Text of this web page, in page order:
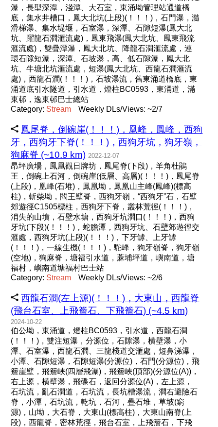
瀑，長型深潭，淺潭、大石室，東涌坳管理站通道橋
底，集水井槽口，鳳大北坑(上段)(！！！)，石門瀑，瀡
滑梯瀑、集水堤堰，石室瀑，深潭、石隙短瀑(鳳大北
坑、躍龍石澗滙流處)，鳳東飛瀑(鳳大北坑、鳳東飛流
滙流處)，雙疊潭瀑，鳳大北坑、降龍石澗滙流處，連
環石隙短瀑，深潭、石坡瀑，高、低石隙瀑，鳳大北
坑、牛塘北坑滙流處，短瀑(鳳大北坑、西龍石澗滙流
處)，西龍石澗(！！！)，石坡瀑流，舊東涌道橋底，東
涌道底引水隧道，引水道，燈柱BC0593，東涌道，滿
東邨，逸東邨巴士總站
Category: Stream Weekly DLs/Views: ~2/7
鳳尾脊，倒碗崖(！！！)，凰峰，鳳峰，西狗
牙，西狗牙下脊(！！！)，西狗牙坑，狗牙嶺，
狗麻脊 (~10.9 km) 2022-12-07
昂坪廣場，鳳凰觀日牌坊，鳳尾脊(下段)，羊角杜鵑
王，倒碗上石河，倒碗崖(低層、高層)(！！！)，鳳尾脊
(上段)，凰峰(石堆)，鳳凰坳，鳳凰山主峰(鳳峰)(標高
柱)，斬柴坳，閻王壁脊，西狗牙嶺，“西狗牙”石，石壁
郊遊徑C1505標柱，西狗牙下脊，叢林荒徑(！！！)，
消失的山墳，石壁水塘，西狗牙坑澗口(！！！)，西狗
牙坑(下段)(！！！)，蛇膽潭，西狗牙坑、石壁郊遊徑交
滙處，西狗牙坑(上段)(！！！)，下牙罅、上牙罅
(！！！)，一線生機(！！！)，駝峰，狗牙嶺脊，狗牙嶺
(空地)，狗麻脊，塘福引水道，蔴埔坪道，嶼南道，塘
福村，嶼南道塘福村巴士站
Category: Stream Weekly DLs/Views: ~2/6
西龍石澗(左上源)(！！！)，大東山，西龍脊
(飛台石室、上飛簷石、下飛簷石) (~4.5 km)
2024-10-22
伯公坳，東涌道，燈柱BC0593，引水道，西龍石澗
(！！！)，雙注短瀑，分源位，石隙瀑，横壁瀑，小
潭、石室瀑，西龍石澗、三龍棧道交滙處，短鼻涕瀑，
小潭、石隙短瀑，石隙短瀑(分源位)，石門(分源位)，飛
簷崖壁，飛簷峽(四層飛瀑)，飛簷峽(頂部)(分源位(A))，
右上源，横壁瀑，飛碟石，返回分源位(A)，左上源，
石坑流，亂石澗道，石坑流，長坑槽瀑流，澗右避險石
脊，小潭，石坑流，乾坑，石河，疊石堆，草坡(窮
源)，山坳，大石脊，大東山(標高柱)，大東山南脊(上
段)，西龍脊，密林荒徑，飛台石室，上飛簷石，下飛